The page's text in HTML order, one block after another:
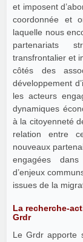
et imposent
coordonnée et
laquelle nous
partenariats
transfrontalier et
côtés des
développement
les acteurs
dynamiques
à la citoyenneté
relation entre
nouveaux
engagées
d’enjeux
issues de la
La recherche-
Grdr
Le Grdr apporte